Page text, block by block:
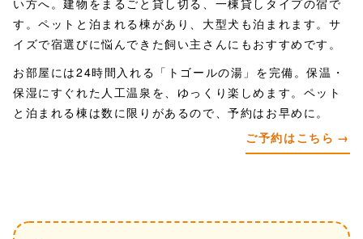
い方へ。建物をまるごと貸し切る、一棟貸しタイプの宿で
す。ペットと泊まれる棟があり、大型犬も泊まれます。サ
イズで宿選びに悩んできた飼い主さんにもおすすめです。
お部屋には24時間入れる「トゴールの湯」を完備。保温・
保湿にすぐれた人工温泉を、ゆっくり楽しめます。ペット
と泊まれる棟は数に限りがあるので、予約はお早めに。
ご予約はこちら